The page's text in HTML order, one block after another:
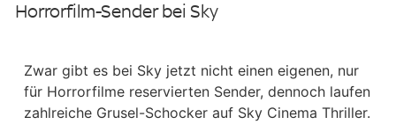
Horrorfilm-Sender bei Sky
Zwar gibt es bei Sky jetzt nicht einen eigenen, nur
für Horrorfilme reservierten Sender, dennoch laufen
zahlreiche Grusel-Schocker auf Sky Cinema Thriller.